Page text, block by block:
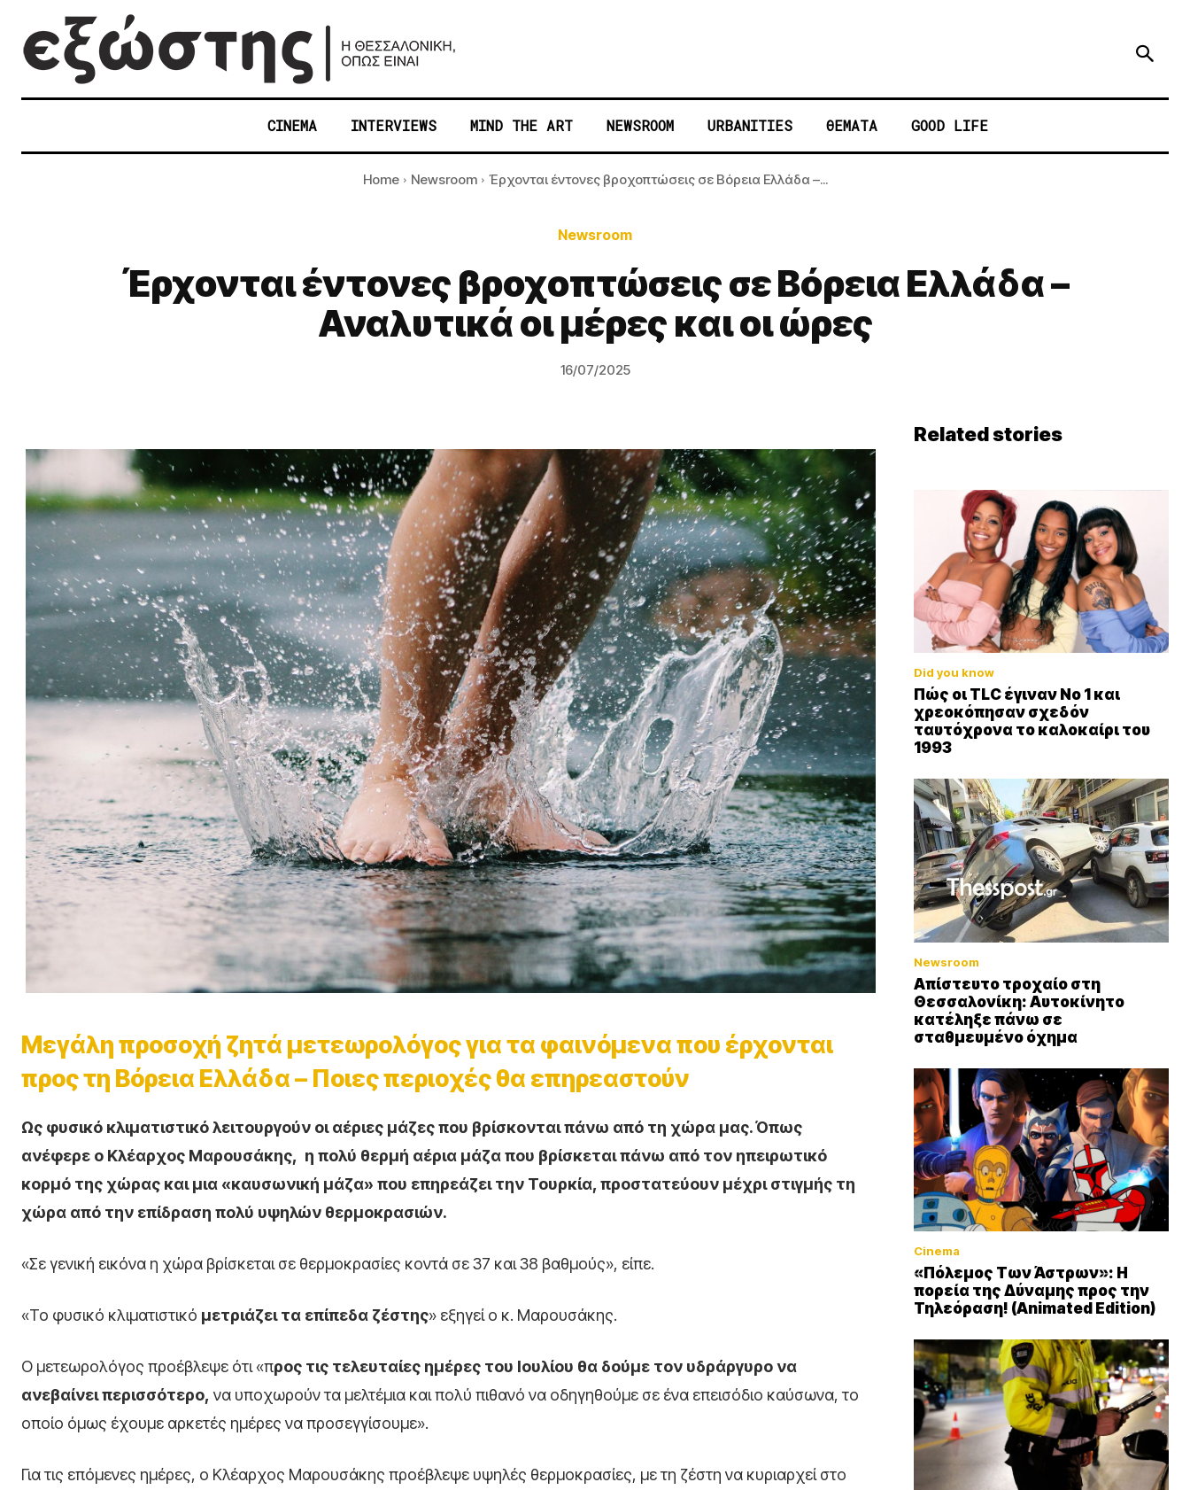
CINEMA INTERVIEWS MIND THE ART NEWSROOM URBANITIES ΘΕΜΑΤΑ GOOD LIFE
Home Newsroom Έρχονται έντονες βροχοπτώσεις σε Βόρεια Ελλάδα –...
Newsroom
Έρχονται έντονες βροχοπτώσεις σε Βόρεια Ελλάδα –
Αναλυτικά οι μέρες και οι ώρες
16/07/2025
Μεγάλη προσοχή ζητά μετεωρολόγος για τα φαινόμενα που έρχονται
προς τη Βόρεια Ελλάδα – Ποιες περιοχές θα επηρεαστούν
Ως φυσικό κλιματιστικό λειτουργούν οι αέριες μάζες που βρίσκονται πάνω από τη χώρα μας. Όπως
ανέφερε ο Κλέαρχος Μαρουσάκης, η πολύ θερμή αέρια μάζα που βρίσκεται πάνω από τον ηπειρωτικό
κορμό της χώρας και μια «καυσωνική μάζα» που επηρεάζει την Τουρκία, προστατεύουν μέχρι στιγμής τη
χώρα από την επίδραση πολύ υψηλών θερμοκρασιών.
«Σε γενική εικόνα η χώρα βρίσκεται σε θερμοκρασίες κοντά σε 37 και 38 βαθμούς», είπε.
«Το φυσικό κλιματιστικό μετριάζει τα επίπεδα ζέστης» εξηγεί ο κ. Μαρουσάκης.
Ο μετεωρολόγος προέβλεψε ότι «προς τις τελευταίες ημέρες του Ιουλίου θα δούμε τον υδράργυρο να
ανεβαίνει περισσότερο, να υποχωρούν τα μελτέμια και πολύ πιθανό να οδηγηθούμε σε ένα επεισόδιο καύσωνα, το
οποίο όμως έχουμε αρκετές ημέρες να προσεγγίσουμε».
Για τις επόμενες ημέρες, ο Κλέαρχος Μαρουσάκης προέβλεψε υψηλές θερμοκρασίες, με τη ζέστη να κυριαρχεί στο
Related stories
Did you know
Πώς οι TLC έγιναν Νο 1 και
χρεοκόπησαν σχεδόν
ταυτόχρονα το καλοκαίρι του
1993
Newsroom
Απίστευτο τροχαίο στη
Θεσσαλονίκη: Αυτοκίνητο
κατέληξε πάνω σε
σταθμευμένο όχημα
Cinema
«Πόλεμος Των Άστρων»: Η
πορεία της Δύναμης προς την
Τηλεόραση! (Animated Edition)